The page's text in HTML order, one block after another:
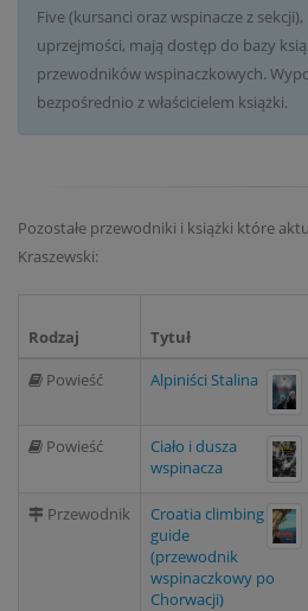
Five (kursanci oraz wspinacze z
uprzejmości, mają dostęp do bazy
przewodników wspinaczkowych.
bezpośrednio z właścicielem książki.
Pozostałe przewodniki i książki które
Kraszewski:
Rodzaj Tytuł
Powieść
Alpiniści Stalina
Powieść
Ciało i dusza
wspinacza
Przewodnik
Croatia climbing
guide
(przewodnik
wspinaczkowy po
Chorwacji)